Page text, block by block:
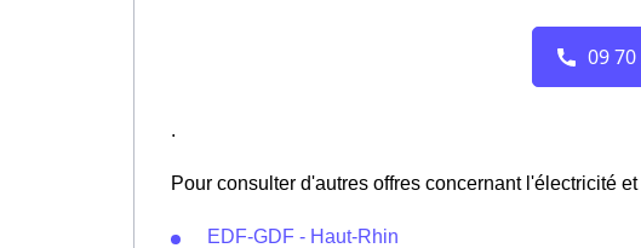
.
Pour consulter d'autres offres concernant l'électricité
EDF-GDF - Haut-Rhin